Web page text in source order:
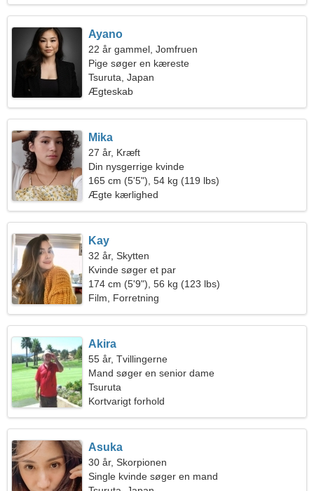
Ayano
22 år gammel, Jomfruen
Pige søger en kæreste
Tsuruta, Japan
Ægteskab
Mika
27 år, Kræft
Din nysgerrige kvinde
165 cm (5'5"), 54 kg (119 lbs)
Ægte kærlighed
Kay
32 år, Skytten
Kvinde søger et par
174 cm (5'9"), 56 kg (123 lbs)
Film, Forretning
Akira
55 år, Tvillingerne
Mand søger en senior dame
Tsuruta
Kortvarigt forhold
Asuka
30 år, Skorpionen
Single kvinde søger en mand